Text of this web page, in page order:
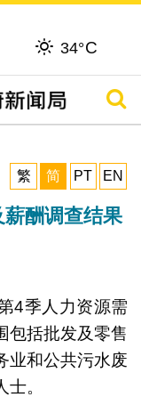
34°C
搜寻
繁
简 PT EN
酬调查结果
4季人力资源需
包括批发及零售
业和公共污水废
。